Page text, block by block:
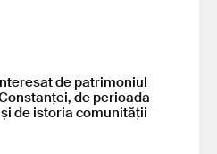
de patrimoniul
de perioada
de istoria comunității